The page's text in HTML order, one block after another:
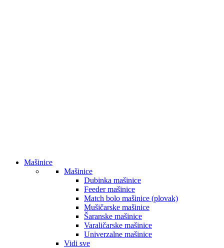
Mašinice
Mašinice
Dubinka mašinice
Feeder mašinice
Match bolo mašinice (plovak)
Mušičarske mašinice
Šaranske mašinice
Varaličarske mašinice
Univerzalne mašinice
Vidi sve